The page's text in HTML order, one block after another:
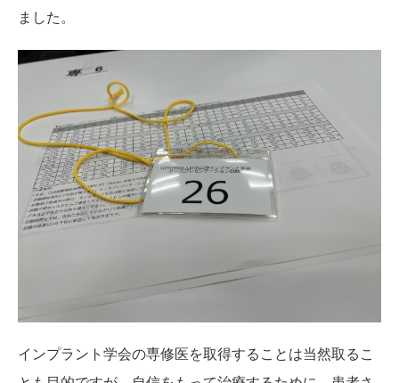
ました。
インプラント学会の専修医を取得することは当然取るこ